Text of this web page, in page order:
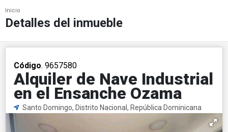
Inicio
Detalles del inmueble
Código. 9657580
Alquiler de Nave Industrial
en el Ensanche Ozama
Santo Domingo, Distrito Nacional, República Dominicana